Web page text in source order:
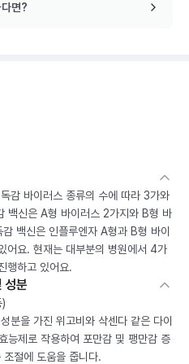
면?
감 바이러스 종류의 수에 따라 3가와
백신은 A형 바이러스 2가지와 B형 바
백신은 인플루엔자 A형과 B형 바이
어요. 현재는 대부분의 병원에서 4가
행하고 있어요.
성분
분을 가진 위고비와 삭센다 같은 다이
능제로 작용하여 포만감 및 팽만감 증
절에 도움을 줍니다.